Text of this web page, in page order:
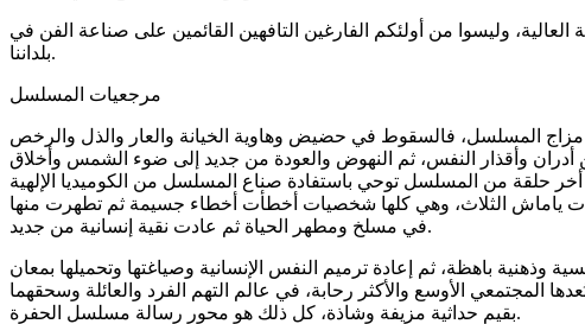
وليسوا من أولئكم الفارغين التافهين القائمين على صناعة الفن في
بلداننا.
مرجعيات المسلسل
مزاج المسلسل، فالسقوط في حضيض وهاوية الخيانة والعار والذل والرخص
أدران وأقذار النفس، ثم النهوض والعودة من جديد إلى ضوء الشمس وأخلاق
حلقة من المسلسل توحي باستفادة صناع المسلسل من الكوميديا الإلهية
ياماش الثلاث، وهي كلها شخصيات أخطأت أخطاء جسيمة ثم تطهرت منها
في مسلخ ومطهر الحياة ثم عادت نقية إنسانية من جديد.
باهظة، ثم إعادة ترميم النفس الإنسانية وصياغتها وتحميلها بمعان
المجتمعي الأوسع والأكثر رحابة، في عالم التهم الفرد والعائلة وسحقهما
بقيم حداثية مزيفة وشاذة، كل ذلك هو محور رسالة مسلسل الحفرة.